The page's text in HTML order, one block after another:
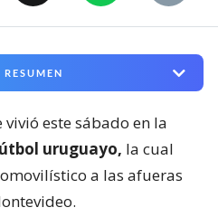
RESUMEN
este sábado en la
uruguayo, la cual
a las afueras